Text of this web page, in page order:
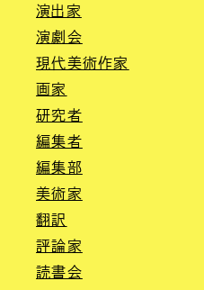
演出家
演劇会
現代美術作家
画家
研究者
編集者
編集部
美術家
翻訳
評論家
読書会